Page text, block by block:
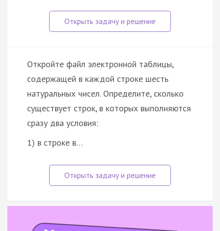
Откройте файл электронной таблицы,
содержащей в каждой строке шесть
натуральных чисел. Определите, сколько
существует строк, в которых выполняются
сразу два условия:
1) в строке в…